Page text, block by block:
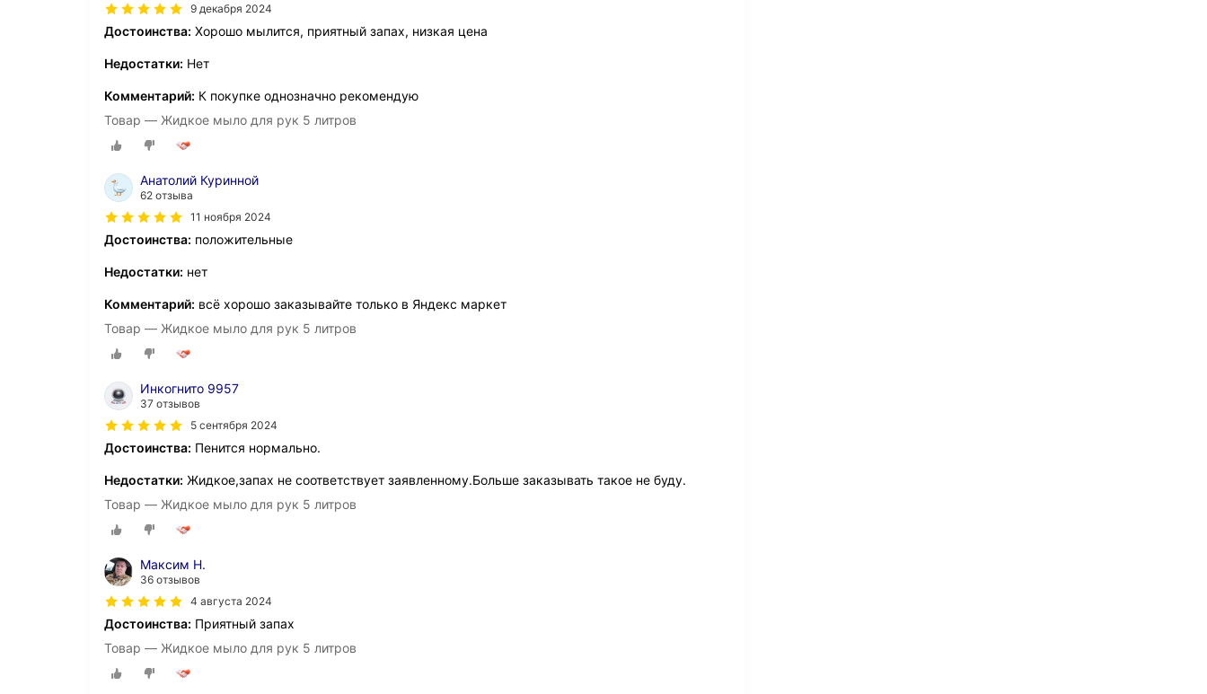
9 декабря 2024
Достоинства: Хорошо мылится, приятный запах, низкая цена
Недостатки: Нет
Комментарий: К покупке однозначно рекомендую
Товар — Жидкое мыло для рук 5 литров
Анатолий Куринной
62 отзыва
11 ноября 2024
Достоинства: положительные
Недостатки: нет
Комментарий: всё хорошо заказывайте только в Яндекс маркет
Товар — Жидкое мыло для рук 5 литров
Инкогнито 9957
37 отзывов
5 сентября 2024
Достоинства: Пенится нормально.
Недостатки: Жидкое,запах не соответствует заявленному.Больше заказывать такое не буду.
Товар — Жидкое мыло для рук 5 литров
Максим Н.
36 отзывов
4 августа 2024
Достоинства: Приятный запах
Товар — Жидкое мыло для рук 5 литров